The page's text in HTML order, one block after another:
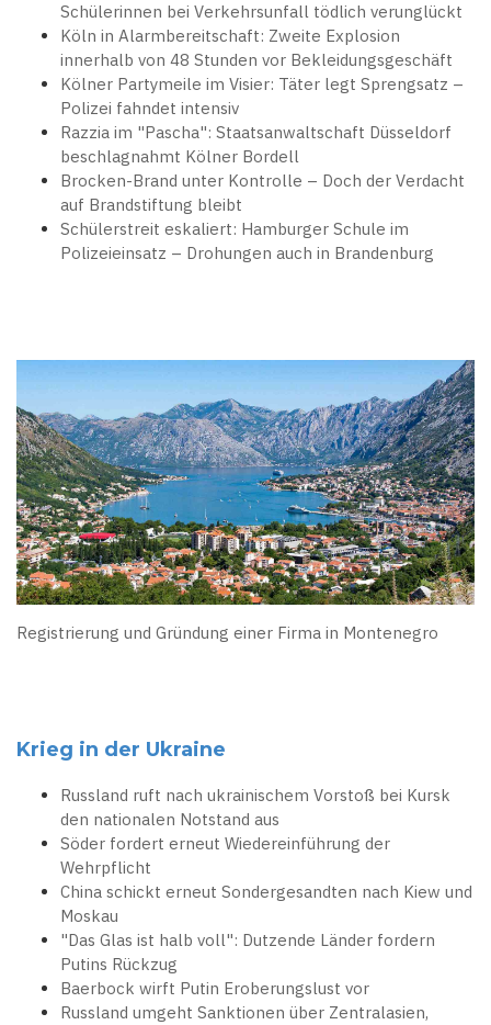
Schülerinnen bei Verkehrsunfall tödlich verunglückt
Köln in Alarmbereitschaft: Zweite Explosion
innerhalb von 48 Stunden vor Bekleidungsgeschäft
Kölner Partymeile im Visier: Täter legt Sprengsatz –
Polizei fahndet intensiv
Razzia im "Pascha": Staatsanwaltschaft Düsseldorf
beschlagnahmt Kölner Bordell
Brocken-Brand unter Kontrolle – Doch der Verdacht
auf Brandstiftung bleibt
Schülerstreit eskaliert: Hamburger Schule im
Polizeieinsatz – Drohungen auch in Brandenburg
Registrierung und Gründung einer Firma in Montenegro
Krieg in der Ukraine
Russland ruft nach ukrainischem Vorstoß bei Kursk
den nationalen Notstand aus
Söder fordert erneut Wiedereinführung der
Wehrpflicht
China schickt erneut Sondergesandten nach Kiew und
Moskau
"Das Glas ist halb voll": Dutzende Länder fordern
Putins Rückzug
Baerbock wirft Putin Eroberungslust vor
Russland umgeht Sanktionen über Zentralasien,